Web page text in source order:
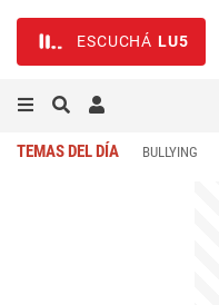
ESCUCHÁ LU5
TEMAS DEL DÍA BULLYING